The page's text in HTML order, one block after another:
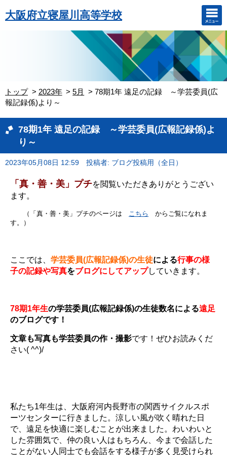
大阪府立寝屋川高等学校
トップ 2023年 5月
78期1年 遠足の記録 ～学芸委員(広
報記録係)より～
78期1年 遠足の記録 ～学芸委員(広報記録係)よ
り～
2023年05月08日 12:59 投稿者: ブログ投稿用（全日）
「真・善・美」プチを閲覧いただきありがとうござい
ます。
（「真・善・美」プチのページは こちら
からご覧になれま
す。）
ここでは、 学芸委員(広報記録係)の生徒による行事の様
子の記録や写真をブログにしてアップしていきます。
78期1年生の学芸委員(広報記録係)の生徒数名による遠足
のブログです！
文章も写真も学芸委員の作・撮影です！ぜひお読みくだ
さい( ^^)/
私たち1年生は、大阪府河内長野市の関西サイクルスポ
ーツセンターに行きました。涼しい風が吹く晴れた日
で、遠足を快適に楽しむことが出来ました。わいわいと
した雰囲気で、仲の良い人はもちろん、今まで会話した
ことがない人同士でも会話をする様子が多く見受けられ